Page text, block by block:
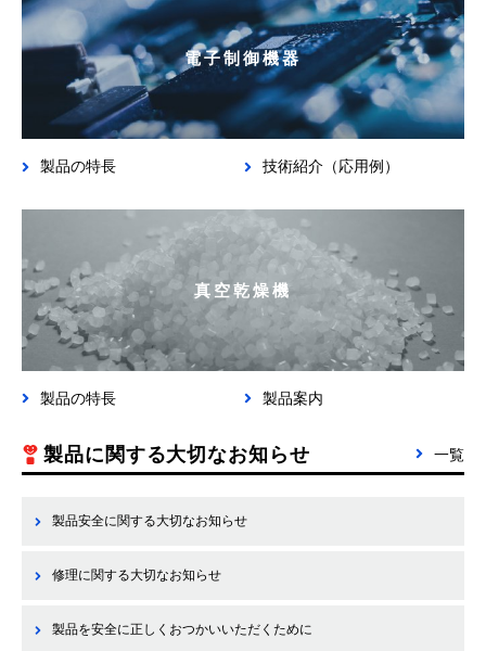
電子制御機器
製品の特長 技術紹介（応用例）
真空乾燥機
製品の特長 製品案内
製品に関する大切なお知らせ
製品安全に関する大切なお知らせ
修理に関する大切なお知らせ
製品を安全に正しくおつかいいただくために
一覧